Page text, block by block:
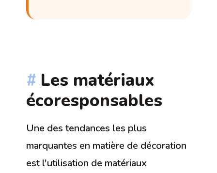
Les matériaux
écoresponsables
Une des tendances les plus
marquantes en matière de décoration
est l'utilisation de matériaux